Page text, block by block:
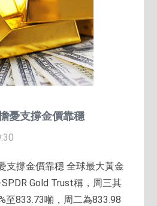
憂支撐金價靠穩
支撐金價靠穩 全球最大黃金
Gold Trust稱，周三其
至833.73噸，周二為833.98